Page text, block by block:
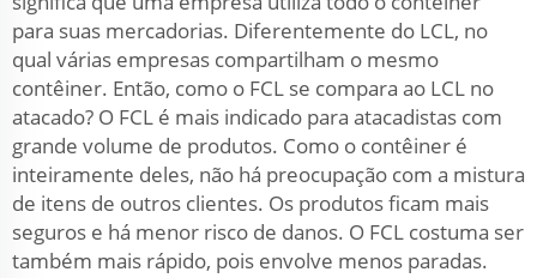
para suas mercadorias. Diferentemente do LCL, no
qual várias empresas compartilham o mesmo
contêiner. Então, como o FCL se compara ao LCL no
atacado? O FCL é mais indicado para atacadistas com
grande volume de produtos. Como o contêiner é
inteiramente deles, não há preocupação com a mistura
de itens de outros clientes. Os produtos ficam mais
seguros e há menor risco de danos. O FCL costuma ser
também mais rápido, pois envolve menos paradas.